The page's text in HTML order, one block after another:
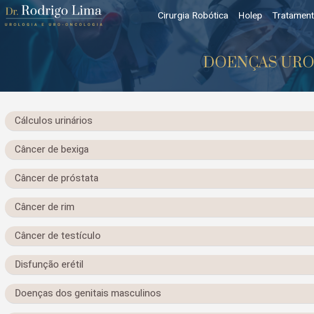
Cirurgia Robótica Holep
DOENÇAS
Cálculos urinários
Câncer de bexiga
Câncer de próstata
Câncer de rim
Câncer de testículo
Disfunção erétil
Doenças dos genitais masculinos